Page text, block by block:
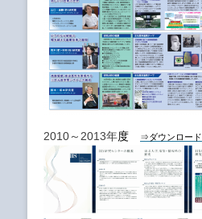
2010～2013年度 ⇒ダウンロード